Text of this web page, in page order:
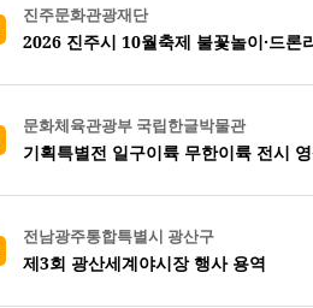
진주문화관광재단
2026 진주시 10월축제 불꽃놀이·드론
문화체육관광부 국립한글박물관
기획특별전 일구이륙 무한이륙 전시
전남광주통합특별시 광산구
제3회 광산세계야시장 행사 용역